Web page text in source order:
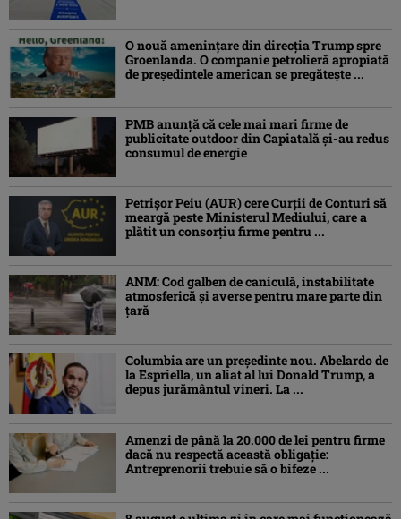
O nouă amenințare din direcția Trump spre
Groenlanda. O companie petrolieră apropiată
de președintele american se pregătește ...
PMB anunță că cele mai mari firme de
publicitate outdoor din Capiatală și-au redus
consumul de energie
Petrişor Peiu (AUR) cere Curții de Conturi să
meargă peste Ministerul Mediului, care a
plătit un consorţiu firme pentru ...
ANM: Cod galben de caniculă, instabilitate
atmosferică și averse pentru mare parte din
țară
Columbia are un președinte nou. Abelardo de
la Espriella, un aliat al lui Donald Trump, a
depus jurământul vineri. La ...
Amenzi de până la 20.000 de lei pentru firme
dacă nu respectă această obligație:
Antreprenorii trebuie să o bifeze ...